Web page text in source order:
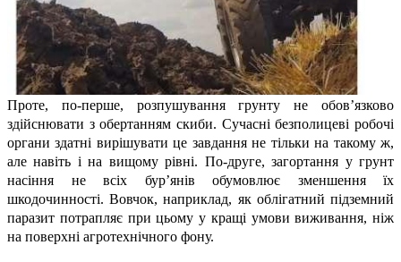
Проте, по-перше, розпушування грунту не обов’язково
здійснювати з обертанням скиби. Сучасні безполицеві робочі
органи здатні вирішувати це завдання не тільки на такому ж,
але навіть і на вищому рівні. По-друге, загортання у грунт
насіння не всіх бур’янів обумовлює зменшення їх
шкодочинності. Вовчок, наприклад, як облігатний підземний
паразит потрапляє при цьому у кращі умови виживання, ніж
на поверхні агротехнічного фону.